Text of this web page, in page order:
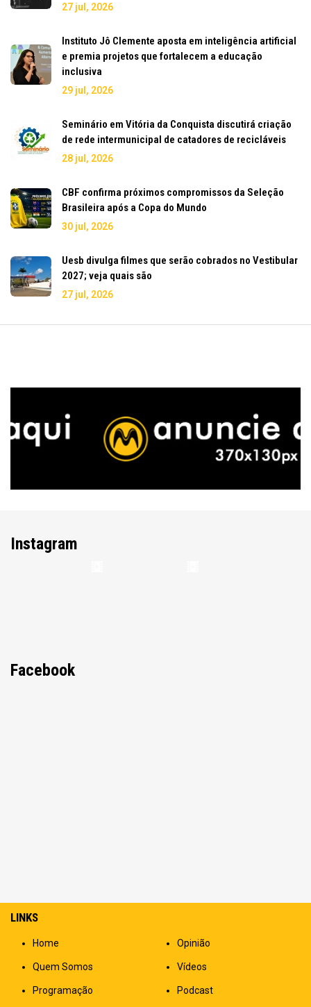
27 jul, 2026
Instituto Jô Clemente aposta em inteligência artificial
e premia projetos que fortalecem a educação
inclusiva
29 jul, 2026
Seminário em Vitória da Conquista discutirá criação
de rede intermunicipal de catadores de recicláveis
28 jul, 2026
CBF confirma próximos compromissos da Seleção
Brasileira após a Copa do Mundo
30 jul, 2026
Uesb divulga filmes que serão cobrados no Vestibular
2027; veja quais são
27 jul, 2026
Instagram
Facebook
LINKS
Home
Quem Somos
Programação
Opinião
Vídeos
Podcast